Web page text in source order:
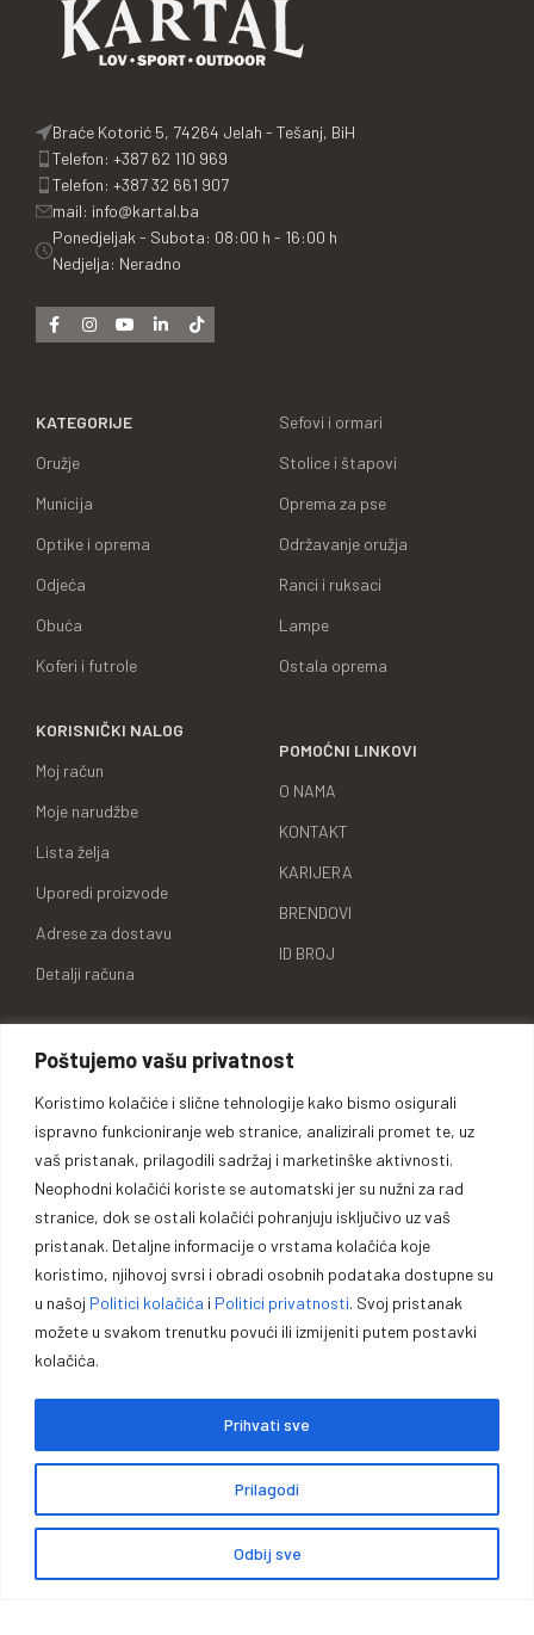
Poštujemo vašu privatnost
Koristimo kolačiće i slične tehnologije kako bismo osigurali
ispravno funkcioniranje web stranice, analizirali promet te, uz
vaš pristanak, prilagodili sadržaj i marketinške aktivnosti.
Neophodni kolačići koriste se automatski jer su nužni za rad
stranice, dok se ostali kolačići pohranjuju isključivo uz vaš
pristanak. Detaljne informacije o vrstama kolačića koje
koristimo, njihovoj svrsi i obradi osobnih podataka dostupne su
u našoj Politici kolačića i Politici privatnosti. Svoj pristanak
možete u svakom trenutku povući ili izmijeniti putem postavki
kolačića.
Prilagodi
Odbij sve
Prihvati sve
Braće Kotorić 5, 74264 Jelah - Tešanj, BiH
Telefon: +387 62 110 969
Telefon: +387 32 661 907
mail: info@kartal.ba
Ponedjeljak - Subota: 08:00 h - 16:00 h
Nedjelja: Neradno
KATEGORIJE
Oružje
Municija
Optike i oprema
Odjeća
Obuća
Koferi i futrole
Sefovi i ormari
Stolice i štapovi
Oprema za pse
Održavanje oružja
Ranci i ruksaci
Lampe
Ostala oprema
KORISNIČKI NALOG
Moj račun
Moje narudžbe
Lista želja
Uporedi proizvode
Adrese za dostavu
Detalji računa
POMOĆNI LINKOVI
O NAMA
KONTAKT
KARIJERA
BRENDOVI
ID BROJ
Oprema za lovce, sportiste,
profesionalce i entuzijaste.
Vrhunska opremu za lovce, sportiste, profesionalce i entuzijaste. U
našoj ponudi pronaći ćete pouzdano oružje, municiju i prateću
opremu za lov, sport outdoor aktivnosti.
Politika kolačića
Opći uvjeti poslovanja
Garancije, povrati i reklamacije
Načini i cijene isporuke
Copyright © Premium Plus doo – Braće Kotorića 5, 74264 Jelah –